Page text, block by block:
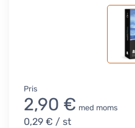
Pris
2,90 € med moms
0,29 € / st